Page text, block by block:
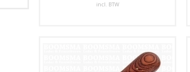
incl. BTW